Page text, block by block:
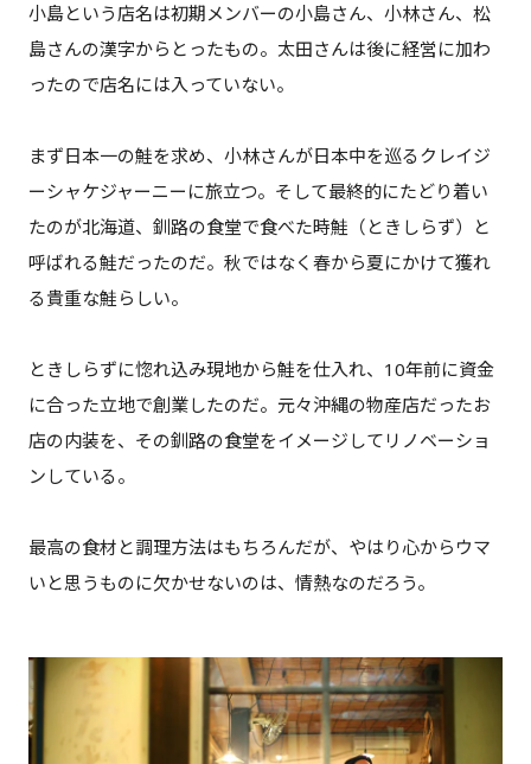
小島という店名は初期メンバーの小島さん、小林さん、松
島さんの漢字からとったもの。太田さんは後に経営に加わ
ったので店名には入っていない。
まず日本一の鮭を求め、小林さんが日本中を巡るクレイジ
ーシャケジャーニーに旅立つ。そして最終的にたどり着い
たのが北海道、釧路の食堂で食べた時鮭（ときしらず）と
呼ばれる鮭だったのだ。秋ではなく春から夏にかけて獲れ
る貴重な鮭らしい。
ときしらずに惚れ込み現地から鮭を仕入れ、10年前に資金
に合った立地で創業したのだ。元々沖縄の物産店だったお
店の内装を、その釧路の食堂をイメージしてリノベーショ
ンしている。
最高の食材と調理方法はもちろんだが、やはり心からウマ
いと思うものに欠かせないのは、情熱なのだろう。